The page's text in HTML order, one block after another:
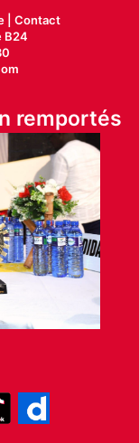
| Contact
B24
remportés